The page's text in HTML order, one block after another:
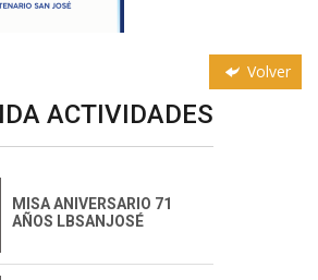
Volver
ACTIVIDADES
MISA ANIVERSARIO 71
AÑOS LBSANJOSÉ